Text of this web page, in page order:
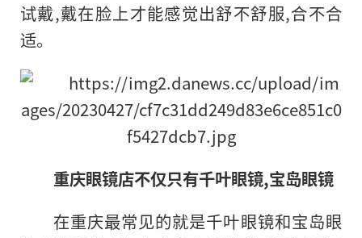
试戴,戴在脸上才能感觉出舒不舒服,合不合
适。
重庆眼镜店不仅只有千叶眼镜,宝岛眼镜
在重庆最常见的就是千叶眼镜和宝岛眼